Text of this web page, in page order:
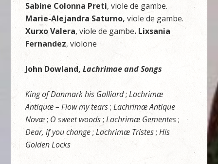
Sabine Colonna Preti, viole de gambe.
Marie-Alejandra Saturno, viole de gambe.
Xurxo Valera, viole de gambe. Lixsania
Fernandez, violone
John Dowland,Lachrimae and Songs
King of Danmark his Galliard; Lachrimæ
Antiquæ – Flow my tears; Lachrimæ Antique
Novæ; O sweet woods; Lachrimæ Gementes;
Dear, if you change; Lachrimæ Tristes; His
Golden Locks